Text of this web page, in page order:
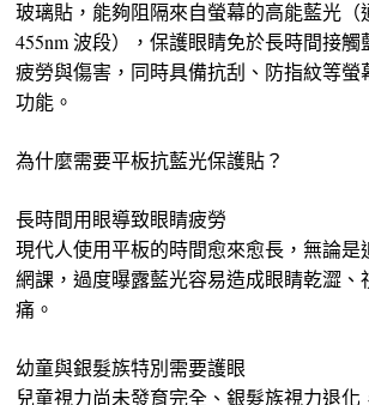
玻璃貼，能夠阻隔來自螢幕的高能藍光（
455nm 波段），保護眼睛免於長時間接
疲勞與傷害，同時具備抗刮、防指紋等螢
功能。
為什麼需要平板抗藍光保護貼？
長時間用眼導致眼睛疲勞
現代人使用平板的時間愈來愈長，無論是
網課，過度曝露藍光容易造成眼睛乾澀、
痛。
幼童與銀髮族特別需要護眼
兒童視力尚未發育完全、銀髮族視力退化